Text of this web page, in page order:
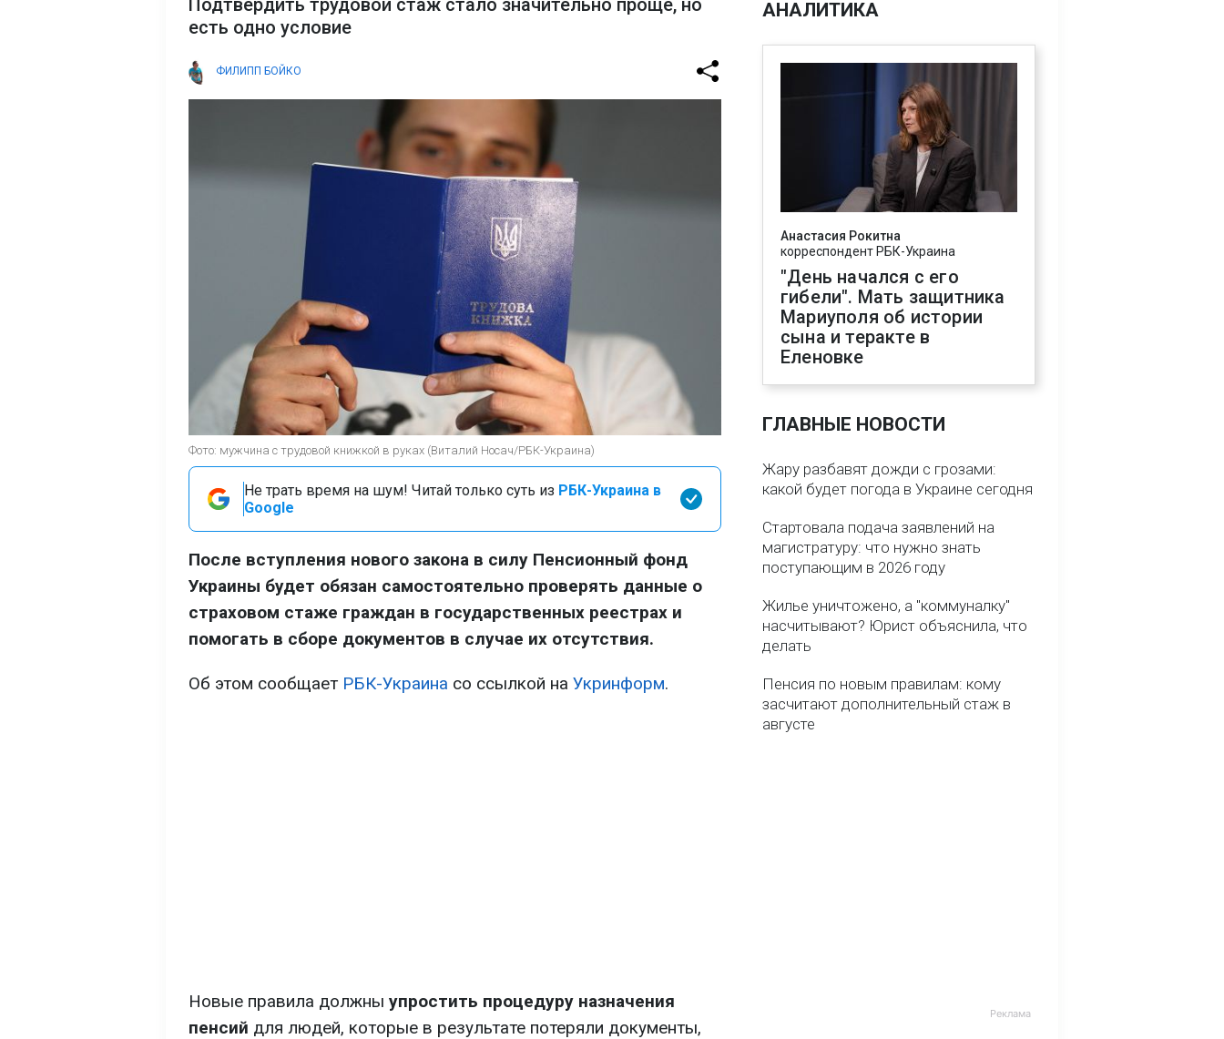
Подтвердить трудовой стаж стало значительно проще, но
есть одно условие
ФИЛИПП БОЙКО
Фото: мужчина с трудовой книжкой в руках (Виталий Носач/РБК-Украина)
Не трать время на шум! Читай только суть из РБК-Украина в
Google
После вступления нового закона в силу Пенсионный фонд
Украины будет обязан самостоятельно проверять данные о
страховом стаже граждан в государственных реестрах и
помогать в сборе документов в случае их отсутствия.
Об этом сообщает РБК-Украина со ссылкой на Укринформ.
Новые правила должны упростить процедуру назначения
пенсий для людей, которые в результате потеряли документы,
АНАЛИТИКА
Анастасия Рокитна
корреспондент РБК-Украина
"День начался с его
гибели". Мать защитника
Мариуполя об истории
сына и теракте в
Еленовке
ГЛАВНЫЕ НОВОСТИ
Жару разбавят дожди с грозами:
какой будет погода в Украине сегодня
Стартовала подача заявлений на
магистратуру: что нужно знать
поступающим в 2026 году
Жилье уничтожено, а "коммуналку"
насчитывают? Юрист объяснила, что
делать
Пенсия по новым правилам: кому
засчитают дополнительный стаж в
августе